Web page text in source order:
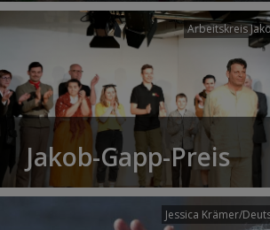
Arbeitskreis
Jakob-Gapp-Preis
Jessica Krämer/